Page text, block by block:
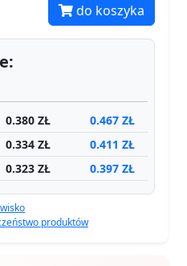
do koszyka
0.380 ZŁ 0.467 ZŁ
0.334 ZŁ 0.411 ZŁ
0.323 ZŁ 0.397 ZŁ
produktów